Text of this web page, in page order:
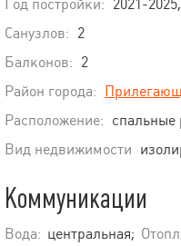
Год постройки: 2021-
Санузлов: 2
Балконов: 2
Район города:
Расположение: спальные
Вид недвижимости
Коммуникации
Вода: центральная;